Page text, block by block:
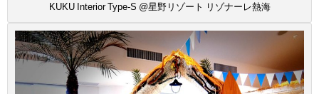
KUKU Interior Type-S @星野リゾート リゾナーレ熱海